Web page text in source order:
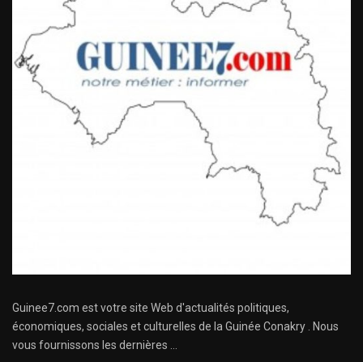
Guinee7.com est votre site Web d'actualités politiques,
économiques, sociales et culturelles de la Guinée Conakry . Nous
vous fournissons les dernières ...